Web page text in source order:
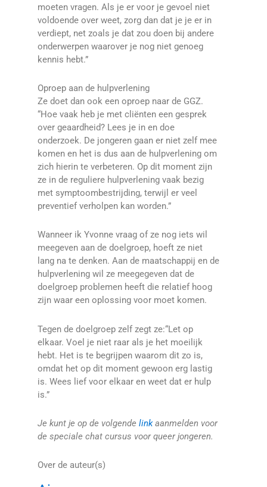
moeten vragen. Als je er voor je gevoel niet
voldoende over weet, zorg dan dat je je er in
verdiept, net zoals je dat zou doen bij andere
onderwerpen waarover je nog niet genoeg
kennis hebt.”
Oproep aan de hulpverlening
Ze doet dan ook een oproep naar de GGZ.
“Hoe vaak heb je met cliënten een gesprek
over geaardheid? Lees je in en doe
onderzoek. De jongeren gaan er niet zelf mee
komen en het is dus aan de hulpverlening om
zich hierin te verbeteren. Op dit moment zijn
ze in de reguliere hulpverlening vaak bezig
met symptoombestrijding, terwijl er veel
preventief verholpen kan worden.”
Wanneer ik Yvonne vraag of ze nog iets wil
meegeven aan de doelgroep, hoeft ze niet
lang na te denken. Aan de maatschappij en de
hulpverlening wil ze meegegeven dat de
doelgroep problemen heeft die relatief hoog
zijn waar een oplossing voor moet komen.
Tegen de doelgroep zelf zegt ze:“Let op
elkaar. Voel je niet raar als je het moeilijk
hebt. Het is te begrijpen waarom dit zo is,
omdat het op dit moment gewoon erg lastig
is. Wees lief voor elkaar en weet dat er hulp
is.”
Je kunt je op de volgende linkaanmelden voor
de speciale chat cursus voor queer jongeren.
Over de auteur(s)